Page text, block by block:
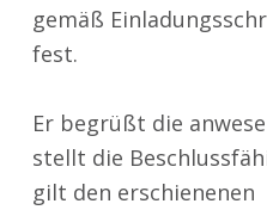
gemäß
fest.
Er begrüßt die
stellt die
gilt den erschienenen